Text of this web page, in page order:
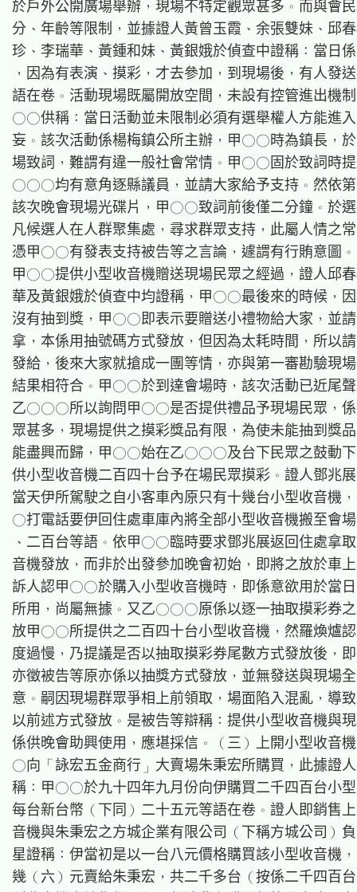
於戶外公開廣場舉辦，現場不特定觀眾甚多。而與會
分、年齡等限制，並據證人黃曾玉霞、余張雙妹、邱
珍、李瑞華、黃鍾和妹、黃銀娥於偵查中證稱：當日
，因為有表演、摸彩，才去參加，到現場後，有人發
語在卷。活動現場既屬開放空間，未設有控管進出機
○○供稱：當日活動並未限制必須有選舉權人方能進
妄。該次活動係楊梅鎮公所主辦，甲○○時為鎮長，
場致詞，難謂有違一般社會常情。甲○○固於致詞時
○○○均有意角逐縣議員，並請大家給予支持。然依
該次晚會現場光碟片，甲○○致詞前後僅二分鐘。於
凡候選人在人群聚集處，尋求群眾支持，此屬人情之
憑甲○○有發表支持被告等之言論，遽謂有行賄意圖
甲○○提供小型收音機贈送現場民眾之經過，證人邱
華及黃銀娥於偵查中均證稱，甲○○最後來的時候，
沒有抽到獎，甲○○即表示要贈送小禮物給大家，並
拿，本係用抽號碼方式發放，但因為太耗時間，所以
發給，後來大家就搶成一團等情，亦與第一審勘驗現
結果相符合。甲○○於到達會場時，該次活動已近尾
乙○○○所以詢問甲○○是否提供禮品予現場民眾，係
眾甚多，現場提供之摸彩獎品有限，為使未能抽到獎
能盡興而歸，甲○○始在乙○○○及台下民眾之鼓動下
供小型收音機二百四十台予在場民眾摸彩。證人鄧兆
當天伊所駕駛之自小客車內原只有十幾台小型收音機
○打電話要伊回住處車庫內將全部小型收音機搬至會
、二百台等語。依甲○○臨時要求鄧兆展返回住處拿
音機發放，而非於出發參加晚會初始，即將之放於車
訴人認甲○○於購入小型收音機時，即係意欲用於當
所用，尚屬無據。又乙○○○原係以逐一抽取摸彩券
放甲○○所提供之二百四十台小型收音機，然羅煥爐
度過慢，乃提議是否以抽取摸彩券尾數方式發放後，
亦徵被告等原亦係以抽獎方式發放，並無發送與現場
意。嗣因現場群眾爭相上前領取，場面陷入混亂，導
以前述方式發放。是被告等辯稱：提供小型收音機與
係供晚會助興使用，應堪採信。（三）上開小型收音
○向「詠宏五金商行」大賣場朱秉宏所購買，此據證
稱：甲○○於九十四年九月份向伊購買二千四百台小
每台新台幣（下同）二十五元等語在卷。證人即銷售
音機與朱秉宏之方城企業有限公司（下稱方城公司）
星證稱：伊當初是以一台八元價格購買該小型收音機
幾（六）元賣給朱秉宏，共二千多台（按係二千四百